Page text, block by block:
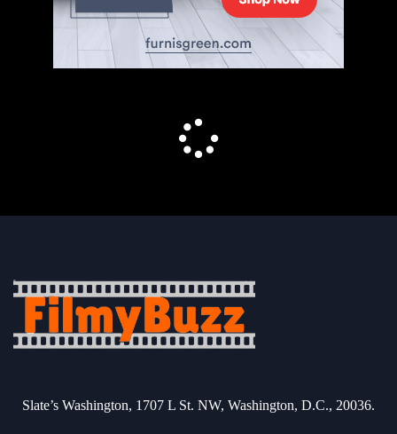
Slate’s Washington, 1707 L St. NW, Washington, D.C., 20036.